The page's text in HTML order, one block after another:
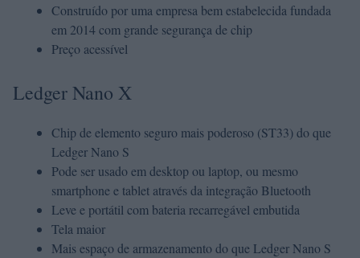
Construído por uma empresa bem estabelecida fundada
em 2014 com grande segurança de chip
Preço acessível
Ledger Nano X
Chip de elemento seguro mais poderoso (ST33) do que
Ledger Nano S
Pode ser usado em desktop ou laptop, ou mesmo
smartphone e tablet através da integração Bluetooth
Leve e portátil com bateria recarregável embutida
Tela maior
Mais espaço de armazenamento do que Ledger Nano S